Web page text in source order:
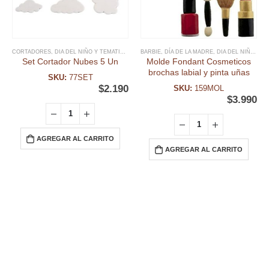
CORTADORES DIA DEL NIÑO Y TEMATICAS FECHAS ESPECIALES, GALLETA ,RELIGIOSOS
Set Cortador Nubes 5 Un
SKU: 77SET
$2.190
AGREGAR AL CARRITO
BARBIE DÍA DE LA MADRE DIA DEL NIÑO Y TEMATICAS
Molde Fondant Cosmeticos
brochas labial y pinta uñas
SKU: 159MOL
$3.990
AGREGAR AL CARRITO